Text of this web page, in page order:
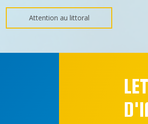
Attention au littoral